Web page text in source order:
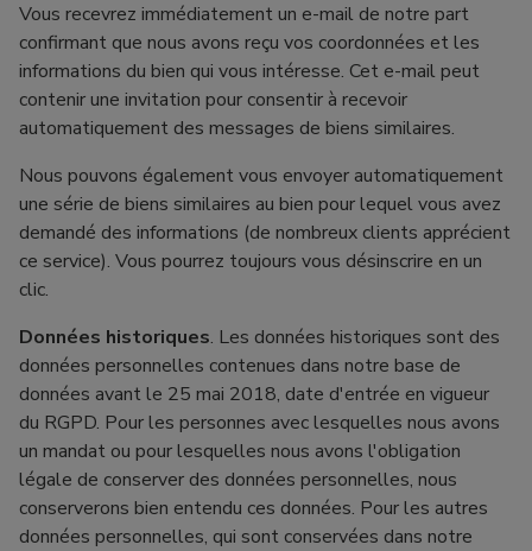
Vous recevrez immédiatement un e-mail de notre part
confirmant que nous avons reçu vos coordonnées et les
informations du bien qui vous intéresse. Cet e-mail peut
contenir une invitation pour consentir à recevoir
automatiquement des messages de biens similaires.
Nous pouvons également vous envoyer automatiquement
une série de biens similaires au bien pour lequel vous avez
demandé des informations (de nombreux clients apprécient
ce service). Vous pourrez toujours vous désinscrire en un
clic.
Données historiques. Les données historiques sont des
données personnelles contenues dans notre base de
données avant le 25 mai 2018, date d'entrée en vigueur
du RGPD. Pour les personnes avec lesquelles nous avons
un mandat ou pour lesquelles nous avons l'obligation
légale de conserver des données personnelles, nous
conserverons bien entendu ces données. Pour les autres
données personnelles, qui sont conservées dans notre